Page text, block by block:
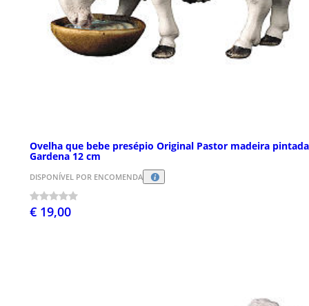
Ovelha que bebe presépio Original Pastor madeira
Gardena 12 cm
DISPONÍVEL POR ENCOMENDA
€ 19,00